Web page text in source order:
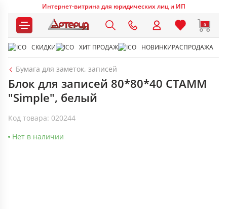
Интернет-витрина для юридических лиц и ИП
0
СКИДКИ ХИТ ПРОДАЖ НОВИНКИРАСПРОДАЖА
Бумага для заметок, записей
Блок для записей 80*80*40 СТАММ
"Simple", белый
Код товара: 020244
Нет в наличии